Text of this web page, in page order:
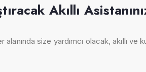
Akıllı
size yardımcı olacak, akıllı ve